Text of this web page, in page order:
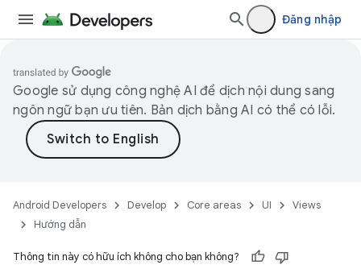
Đăng nhập
Google sử dụng công nghệ AI để dịch nội dung sang
ngôn ngữ bạn ưu tiên. Bản dịch bằng AI có thể có lỗi.
Android Developers Develop Core areas UI
Views
Hướng dẫn
Thông tin này có hữu ích không cho bạn không?